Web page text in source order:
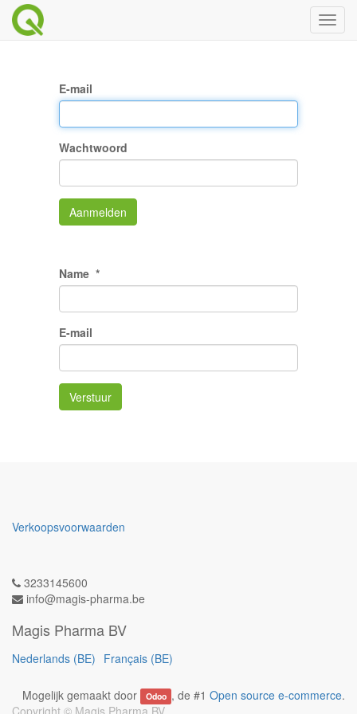
E-mail
Wachtwoord
Aanmelden
Name
E-mail
Verstuur
Verkoopsvoorwaarden
3233145600
info@magis-pharma.be
Magis Pharma BV
Nederlands (BE) Français (BE)
Mogelijk gemaakt door Odoo , de #1 Open source e-commerce.
Copyright © Magis Pharma BV